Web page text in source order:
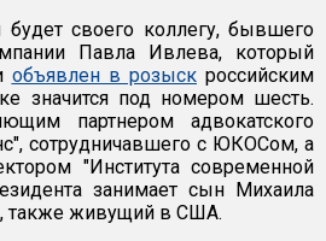
своего коллегу, бывшего
Павла Ивлева, который
объявлен в розыскроссийским
значится под номером шесть.
партнером адвокатского
сотрудничавшего с ЮКОСом, а
"Института современной
занимает сын Михаила
также живущий в США.